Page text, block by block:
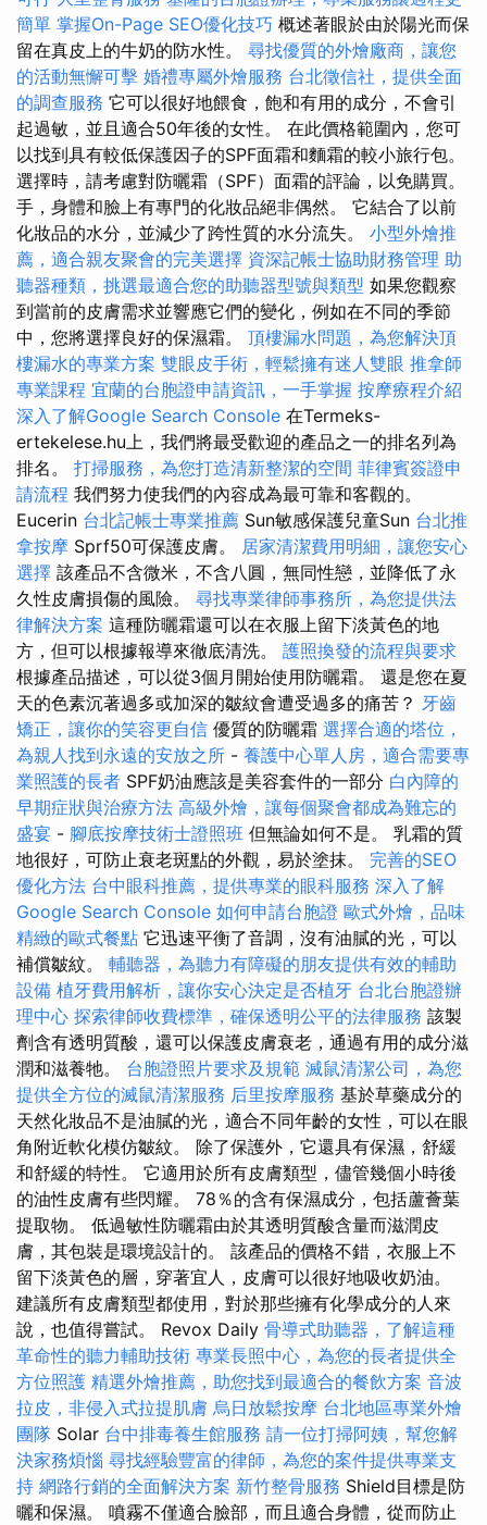
簡單 掌握On-Page SEO優化技巧 概述著眼於由於陽光而保
留在真皮上的牛奶的防水性。 尋找優質的外燴廠商，讓您
的活動無懈可擊 婚禮專屬外燴服務 台北徵信社，提供全面
的調查服務 它可以很好地餵食，飽和有用的成分，不會引
起過敏，並且適合50年後的女性。 在此價格範圍內，您可
以找到具有較低保護因子的SPF面霜和麵霜的較小旅行包。
選擇時，請考慮對防曬霜（SPF）面霜的評論，以免購買。
手，身體和臉上有專門的化妝品絕非偶然。 它結合了以前
化妝品的水分，並減少了跨性質的水分流失。 小型外燴推
薦，適合親友聚會的完美選擇 資深記帳士協助財務管理 助
聽器種類，挑選最適合您的助聽器型號與類型 如果您觀察
到當前的皮膚需求並響應它們的變化，例如在不同的季節
中，您將選擇良好的保濕霜。 頂樓漏水問題，為您解決頂
樓漏水的專業方案 雙眼皮手術，輕鬆擁有迷人雙眼 推拿師
專業課程 宜蘭的台胞證申請資訊，一手掌握 按摩療程介紹
深入了解Google Search Console 在Termeks-
ertekelese.hu上，我們將最受歡迎的產品之一的排名列為
排名。 打掃服務，為您打造清新整潔的空間 菲律賓簽證申
請流程 我們努力使我們的內容成為最可靠和客觀的。
Eucerin 台北記帳士專業推薦 Sun敏感保護兒童Sun 台北推
拿按摩 Sprf50可保護皮膚。 居家清潔費用明細，讓您安心
選擇 該產品不含微米，不含八圓，無同性戀，並降低了永
久性皮膚損傷的風險。 尋找專業律師事務所，為您提供法
律解決方案 這種防曬霜還可以在衣服上留下淡黃色的地
方，但可以根據報導來徹底清洗。 護照換發的流程與要求
根據產品描述，可以從3個月開始使用防曬霜。 還是您在夏
天的色素沉著過多或加深的皺紋會遭受過多的痛苦？ 牙齒
矯正，讓你的笑容更自信 優質的防曬霜 選擇合適的塔位，
為親人找到永遠的安放之所 - 養護中心單人房，適合需要專
業照護的長者 SPF奶油應該是美容套件的一部分 白內障的
早期症狀與治療方法 高級外燴，讓每個聚會都成為難忘的
盛宴 - 腳底按摩技術士證照班 但無論如何不是。 乳霜的質
地很好，可防止衰老斑點的外觀，易於塗抹。 完善的SEO
優化方法 台中眼科推薦，提供專業的眼科服務 深入了解
Google Search Console 如何申請台胞證 歐式外燴，品味
精緻的歐式餐點 它迅速平衡了音調，沒有油膩的光，可以
補償皺紋。 輔聽器，為聽力有障礙的朋友提供有效的輔助
設備 植牙費用解析，讓你安心決定是否植牙 台北台胞證辦
理中心 探索律師收費標準，確保透明公平的法律服務 該製
劑含有透明質酸，還可以保護皮膚衰老，通過有用的成分滋
潤和滋養牠。 台胞證照片要求及規範 滅鼠清潔公司，為您
提供全方位的滅鼠清潔服務 后里按摩服務 基於草藥成分的
天然化妝品不是油膩的光，適合不同年齡的女性，可以在眼
角附近軟化模仿皺紋。 除了保護外，它還具有保濕，舒緩
和舒緩的特性。 它適用於所有皮膚類型，儘管幾個小時後
的油性皮膚有些閃耀。 78％的含有保濕成分，包括蘆薈葉
提取物。 低過敏性防曬霜由於其透明質酸含量而滋潤皮
膚，其包裝是環境設計的。 該產品的價格不錯，衣服上不
留下淡黃色的層，穿著宜人，皮膚可以很好地吸收奶油。
建議所有皮膚類型都使用，對於那些擁有化學成分的人來
說，也值得嘗試。 Revox Daily 骨導式助聽器，了解這種
革命性的聽力輔助技術 專業長照中心，為您的長者提供全
方位照護 精選外燴推薦，助您找到最適合的餐飲方案 音波
拉皮，非侵入式拉提肌膚 烏日放鬆按摩 台北地區專業外燴
團隊 Solar 台中排毒養生館服務 請一位打掃阿姨，幫您解
決家務煩惱 尋找經驗豐富的律師，為您的案件提供專業支
持 網路行銷的全面解決方案 新竹整骨服務 Shield目標是防
曬和保濕。 噴霧不僅適合臉部，而且適合身體，從而防止